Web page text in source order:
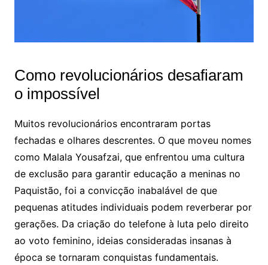
Como revolucionários desafiaram
o impossível
Muitos revolucionários encontraram portas
fechadas e olhares descrentes. O que moveu nomes
como Malala Yousafzai, que enfrentou uma cultura
de exclusão para garantir educação a meninas no
Paquistão, foi a convicção inabalável de que
pequenas atitudes individuais podem reverberar por
gerações. Da criação do telefone à luta pelo direito
ao voto feminino, ideias consideradas insanas à
época se tornaram conquistas fundamentais.